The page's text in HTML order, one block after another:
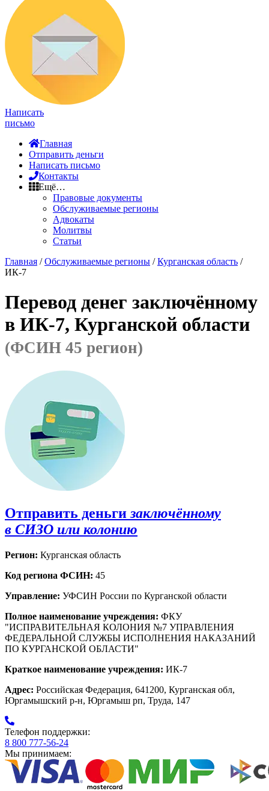
Написать
письмо
Главная
Отправить деньги
Написать письмо
Контакты
Ещё…
Правовые документы
Обслуживаемые регионы
Адвокаты
Молитвы
Статьи
Главная /Обслуживаемые регионы /Курганская область /
ИК-7
Перевод денег заключённому
в ИК-7, Курганской области
(ФСИН 45 регион)
Отправить деньги заключённому
в СИЗО или колонию
Регион: Курганская область
Код региона ФСИН: 45
Управление: УФСИН России по Курганской области
Полное наименование учреждения: ФКУ
"ИСПРАВИТЕЛЬНАЯ КОЛОНИЯ №7 УПРАВЛЕНИЯ
ФЕДЕРАЛЬНОЙ СЛУЖБЫ ИСПОЛНЕНИЯ НАКАЗАНИЙ
ПО КУРГАНСКОЙ ОБЛАСТИ"
Краткое наименование учреждения: ИК-7
Адрес: Российская Федерация, 641200, Курганская обл,
Юргамышский р-н, Юргамыш рп, Труда, 147
Телефон поддержки:
8 800 777-56-24
Мы принимаем: